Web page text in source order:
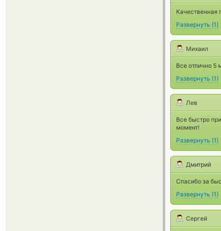
Качественная
Развернуть (1)
Михаил
Все отлично 5
Развернуть (1)
Лев
Все быстро
момент!
Развернуть (1)
Дмитрий
Спасибо за
Развернуть (1)
Сергей